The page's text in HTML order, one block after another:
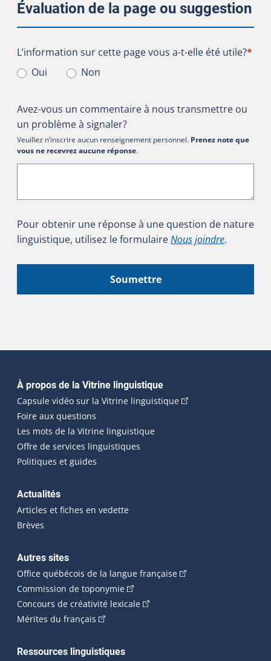
Évaluation de la page ou suggestion
L’information sur cette page vous a-t-elle été utile?
L’information sur cette page vous a-t-elle été utile?*
Oui
Non
Avez-vous un commentaire à nous transmettre ou
un problème à signaler?
Veuillez n’inscrire aucun renseignement personnel. Prenez note que
vous ne recevrez aucune réponse.
Pour obtenir une réponse à une question de nature
linguistique, utilisez le formulaireNous joindre.
Soumettre
Navigation principale
À propos de la Vitrine linguistique
Capsule vidéo sur la Vitrine linguistique(Cet hyperlien
Foire aux questions
Les mots de la Vitrine linguistique
Offre de services linguistiques
Politiques et guides
Actualités
Articles et fiches en vedette
Brèves
Autres sites
Office québécois de la langue française(Cet hyperlien
Commission de toponymie(Cet hyperlien externe s'ouvrira
Concours de créativité lexicale(Cet hyperlien externe
Mérites du français (Cet hyperlien externe s'ouvrira dans une
Ressources linguistiques